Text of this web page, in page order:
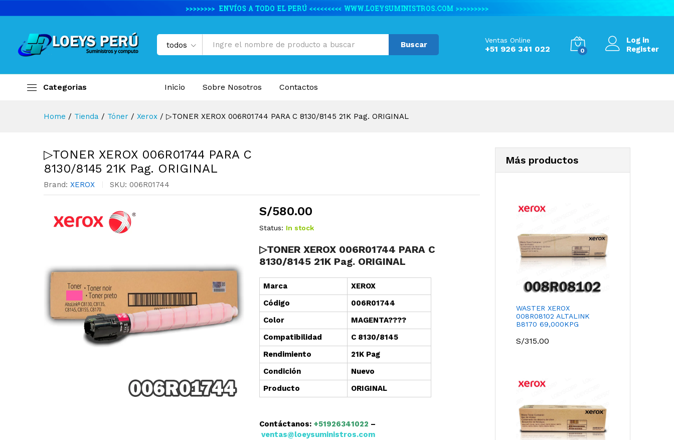
todos Buscar
Ventas Online
+51 926 341 022 0
Log in
Register
Categorias Inicio Sobre Nosotros Contactos
Home / Tienda / Tóner / Xerox / ▷TONER XEROX 006R01744 PARA C 8130/8145 21K Pag. ORIGINAL
▷TONER XEROX 006R01744 PARA C
8130/8145 21K Pag. ORIGINAL
Brand: XEROX SKU: 006R01744
S/580.00
Status: In stock
▷TONER XEROX 006R01744 PARA C
8130/8145 21K Pag. ORIGINAL
Marca
XEROX
Código
006R01744
Color
MAGENTA????
Compatibilidad
C 8130/8145
Rendimiento
21K Pag
Condición
Nuevo
Producto
ORIGINAL
Contáctanos: +51926341022 –
ventas@loeysuministros.com
Más productos
WASTER XEROX
008R08102 ALTALINK
B8170 69,000KPG
S/315.00
Descripción del producto Especificaciones Valoraciones (0)